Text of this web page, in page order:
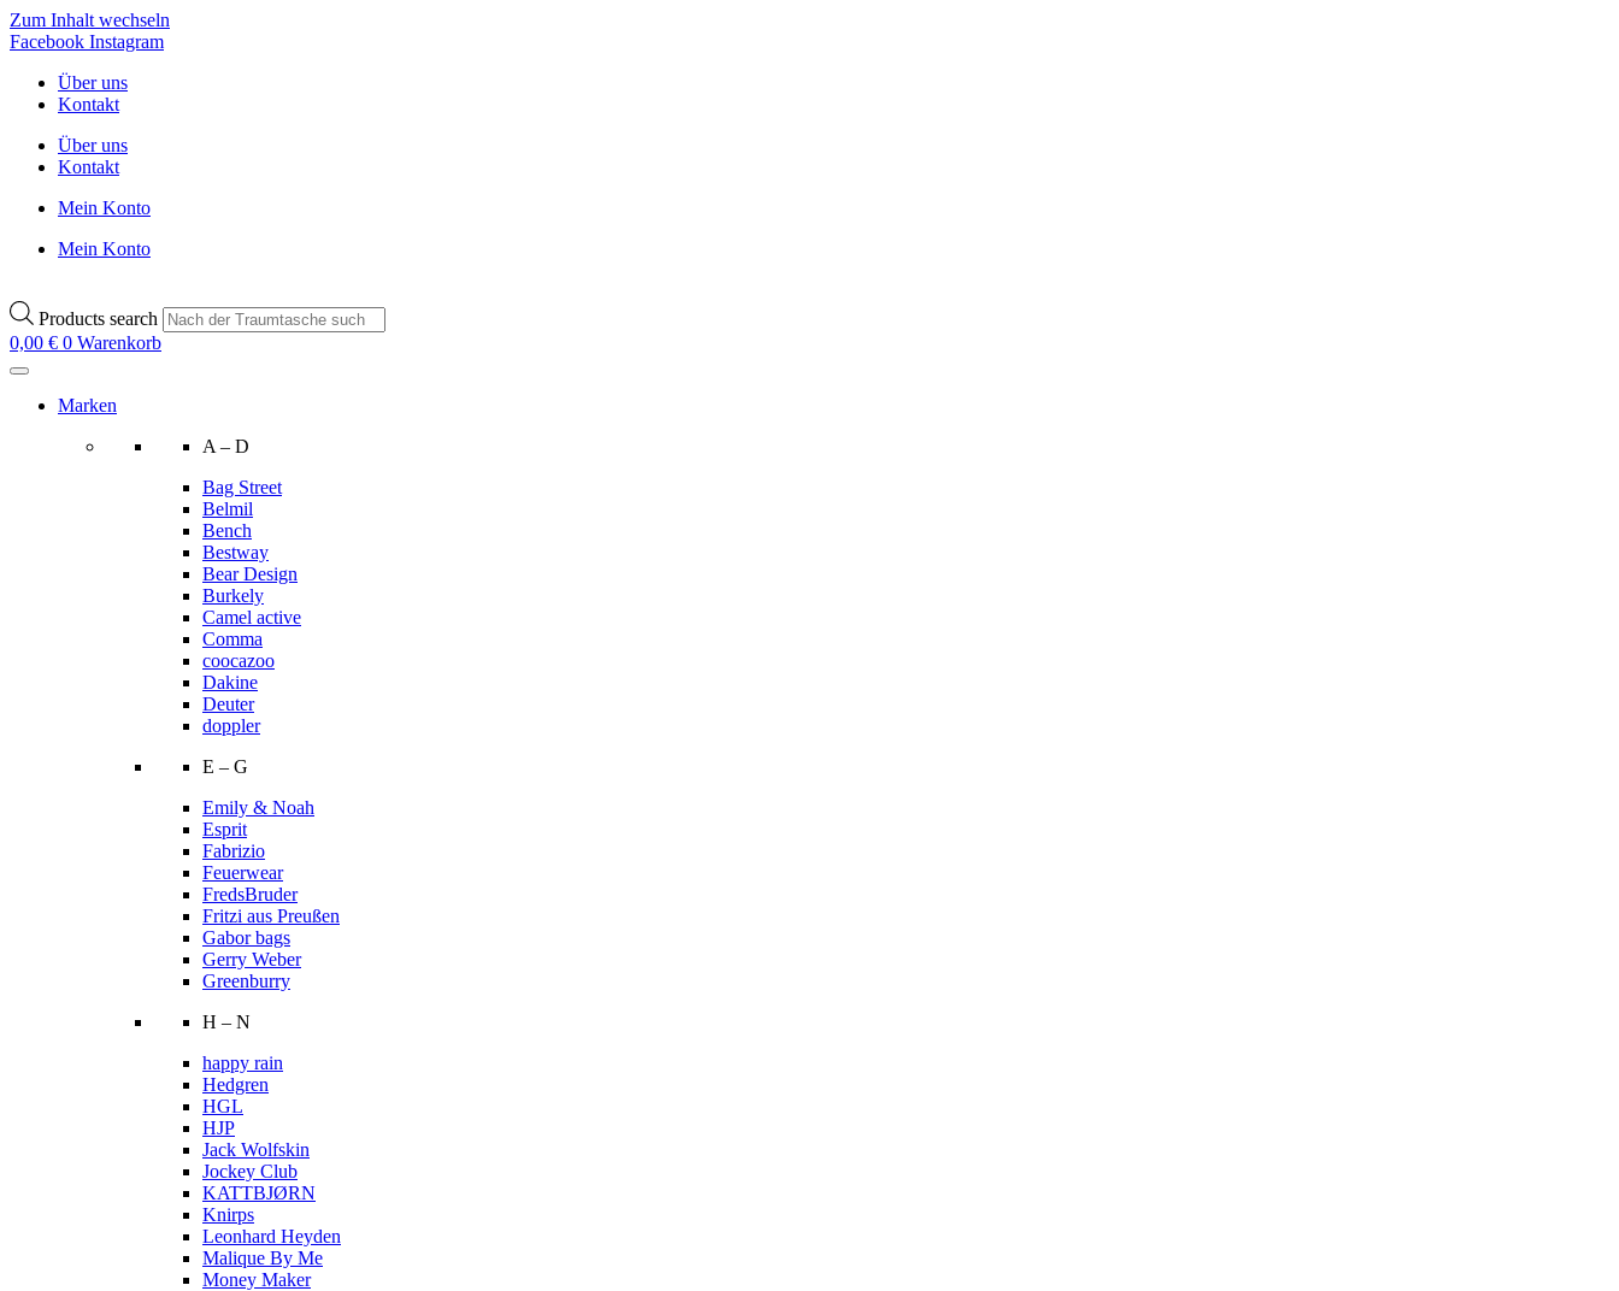
Zum Inhalt wechseln
Facebook Instagram
Über uns
Kontakt
Über uns
Kontakt
Mein Konto
Mein Konto
Products search
0,00 € 0 Warenkorb
Marken
A – D
Bag Street
Belmil
Bench
Bestway
Bear Design
Burkely
Camel active
Comma
coocazoo
Dakine
Deuter
doppler
E – G
Emily & Noah
Esprit
Fabrizio
Feuerwear
FredsBruder
Fritzi aus Preußen
Gabor bags
Gerry Weber
Greenburry
H – N
happy rain
Hedgren
HGL
HJP
Jack Wolfskin
Jockey Club
KATTBJØRN
Knirps
Leonhard Heyden
Malique By Me
Money Maker